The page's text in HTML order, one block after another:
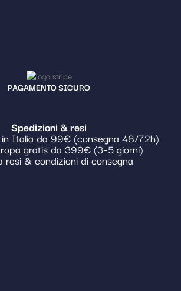
PAGAMENTO SICURO
Spedizioni & resi
Italia da 99€ (consegna 48/72h)
gratis da 399€ (3–5 giorni)
resi & condizioni di consegna